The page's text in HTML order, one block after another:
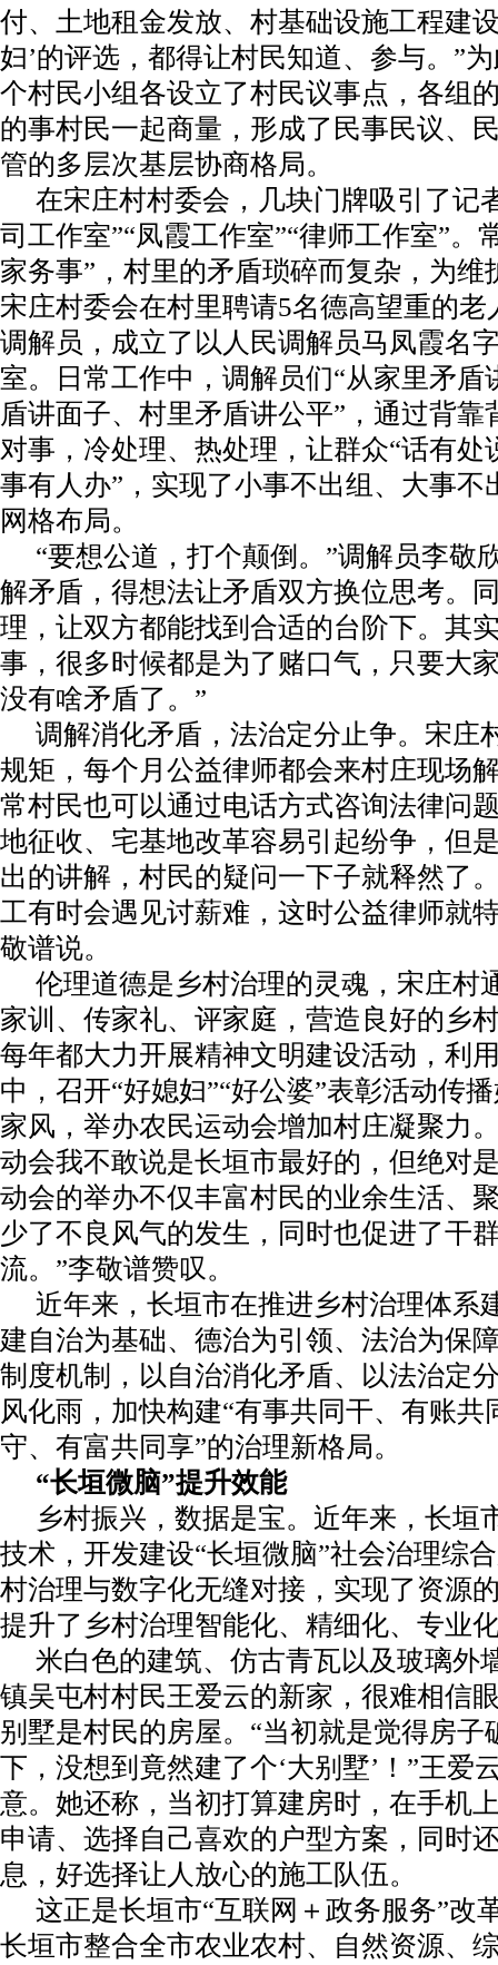
付、土地租金发放、村基础设施工程建设
妇’的评选，都得让村民知道、参与。”
个村民小组各设立了村民议事点，各组
的事村民一起商量，形成了民事民议、
管的多层次基层协商格局。
在宋庄村村委会，几块门牌吸引了记
司工作室”“凤霞工作室”“律师工作室”。
家务事”，村里的矛盾琐碎而复杂，为维
宋庄村委会在村里聘请5名德高望重的老
调解员，成立了以人民调解员马凤霞名
室。日常工作中，调解员们“从家里矛盾
盾讲面子、村里矛盾讲公平”，通过背靠
对事，冷处理、热处理，让群众“话有处
事有人办”，实现了小事不出组、大事不
网格布局。
“要想公道，打个颠倒。”调解员李敬
解矛盾，得想法让矛盾双方换位思考。
理，让双方都能找到合适的台阶下。其
事，很多时候都是为了赌口气，只要大
没有啥矛盾了。”
调解消化矛盾，法治定分止争。宋庄
规矩，每个月公益律师都会来村庄现场
常村民也可以通过电话方式咨询法律问
地征收、宅基地改革容易引起纷争，但
出的讲解，村民的疑问一下子就释然了
工有时会遇见讨薪难，这时公益律师就
敬谱说。
伦理道德是乡村治理的灵魂，宋庄村
家训、传家礼、评家庭，营造良好的乡
每年都大力开展精神文明建设活动，利
中，召开“好媳妇”“好公婆”表彰活动传
家风，举办农民运动会增加村庄凝聚力
动会我不敢说是长垣市最好的，但绝对
动会的举办不仅丰富村民的业余生活、
少了不良风气的发生，同时也促进了干
流。”李敬谱赞叹。
近年来，长垣市在推进乡村治理体系
建自治为基础、德治为引领、法治为保
制度机制，以自治消化矛盾、以法治定
风化雨，加快构建“有事共同干、有账共
守、有富共同享”的治理新格局。
“长垣微脑”提升效能
乡村振兴，数据是宝。近年来，长垣
技术，开发建设“长垣微脑”社会治理综
村治理与数字化无缝对接，实现了资源
提升了乡村治理智能化、精细化、专业
米白色的建筑、仿古青瓦以及玻璃
镇吴屯村村民王爱云的新家，很难相信
别墅是村民的房屋。“当初就是觉得房子
下，没想到竟然建了个‘大别墅’！”王爱
意。她还称，当初打算建房时，在手机
申请、选择自己喜欢的户型方案，同时
息，好选择让人放心的施工队伍。
这正是长垣市“互联网＋政务服务”改
长垣市整合全市农业农村、自然资源、